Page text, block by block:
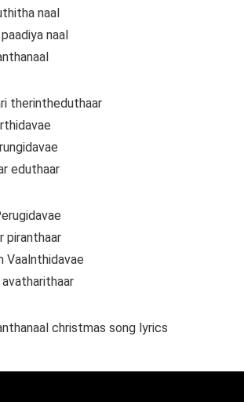
naal
naal
therintheduthaar
eduthaar
piranthaar
Vaalnthidavae
christmas song lyrics